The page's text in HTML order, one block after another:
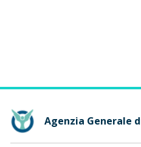
Agenzia Generale